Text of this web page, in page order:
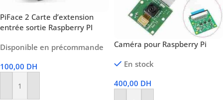
PiFace 2 Carte d’extension
entrée sortie Raspberry PI
Disponible en précommande
100,00 DH
Ajouter Au Panier
Caméra pour Raspberry Pi
En stock
400,00 DH